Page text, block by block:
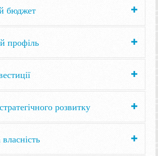
бюджет
профіль
розвитку